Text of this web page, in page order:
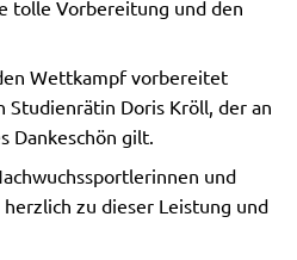
tolle Vorbereitung und den
Wettkampf vorbereitet
Studienrätin Doris Kröll, der an
Dankeschön gilt.
und
zu dieser Leistung und